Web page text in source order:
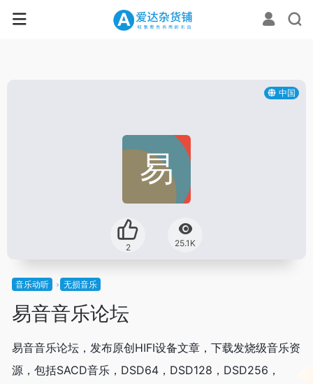
中国
2 25.1K
音乐动听 无损音乐
易音音乐论坛
易音音乐论坛，发布原创HIFI设备文章，下载发烧级音乐资
源，包括SACD音乐，DSD64，DSD128，DSD256，